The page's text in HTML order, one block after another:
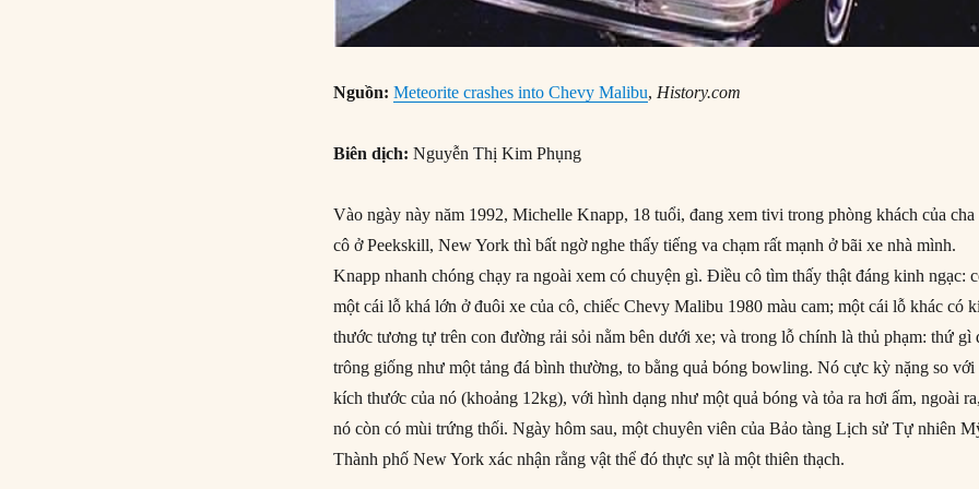
Nguồn:Meteorite crashes into Chevy Malibu, History.com
Biên dịch: Nguyễn Thị Kim Phụng
Vào ngày này năm 1992, Michelle Knapp, 18 tuổi, đang xem tivi trong phòng khách của cha
cô ở Peekskill, New York thì bất ngờ nghe thấy tiếng va chạm rất mạnh ở bãi xe nhà mình.
Knapp nhanh chóng chạy ra ngoài xem có chuyện gì. Điều cô tìm thấy thật đáng kinh ngạc:
một cái lỗ khá lớn ở đuôi xe của cô, chiếc Chevy Malibu 1980 màu cam; một cái lỗ khác có
thước tương tự trên con đường rải sỏi nằm bên dưới xe; và trong lỗ chính là thủ phạm: thứ gì
trông giống như một tảng đá bình thường, to bằng quả bóng bowling. Nó cực kỳ nặng so với
kích thước của nó (khoảng 12kg), với hình dạng như một quả bóng và tỏa ra hơi ấm, ngoài ra,
nó còn có mùi trứng thối. Ngày hôm sau, một chuyên viên của Bảo tàng Lịch sử Tự nhiên
Thành phố New York xác nhận rằng vật thể đó thực sự là một thiên thạch.